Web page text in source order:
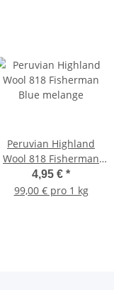
Peruvian Highland
Wool 818 Fisherman
Blue melange
4,95 € *
99,00 € pro 1 kg